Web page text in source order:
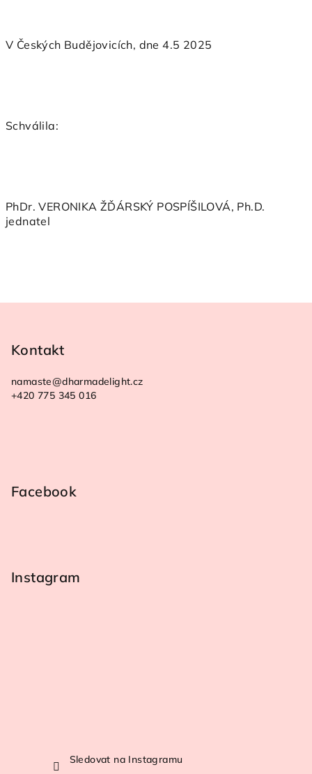
V Českých Budějovicích, dne 4.5 2025
Schválila:
PhDr. VERONIKA ŽĎÁRSKÝ POSPÍŠILOVÁ, Ph.D.
jednatel
Kontakt
namaste@dharmadelight.cz
+420 775 345 016
Facebook
Instagram
Sledovat na Instagramu